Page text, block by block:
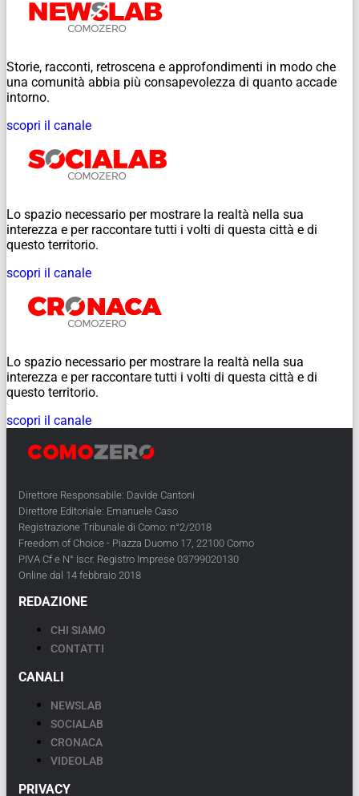
Storie, racconti, retroscena e approfondimenti in modo che
una comunità abbia più consapevolezza di quanto accade
intorno.
scopri il canale
Lo spazio necessario per mostrare la realtà nella sua
interezza e per raccontare tutti i volti di questa città e di
questo territorio.
scopri il canale
Lo spazio necessario per mostrare la realtà nella sua
interezza e per raccontare tutti i volti di questa città e di
questo territorio.
scopri il canale
Direttore Responsabile: Davide Cantoni
Direttore Editoriale: Emanuele Caso
Registrazione Tribunale di Como: n°2/2018
Freedom of Choice - Piazza Duomo 17, 22100 Como
PIVA Cf e N° Iscr. Registro Imprese 03799020130
Online dal 14 febbraio 2018
REDAZIONE
CHI SIAMO
CONTATTI
CANALI
NEWSLAB
SOCIALAB
CRONACA
VIDEOLAB
PRIVACY